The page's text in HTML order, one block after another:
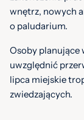
wnętrz, nowych
o paludarium.
Osoby planujące
uwzględnić
lipca miejskie
zwiedzających.